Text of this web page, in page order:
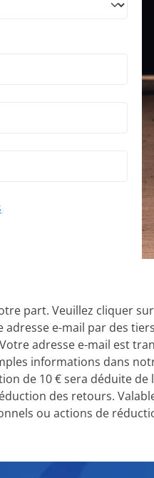
part. Veuillez cliquer
e-mail par des
adresse e-mail est
informations dans
de 10 € sera déduite
des retours.
ou actions de